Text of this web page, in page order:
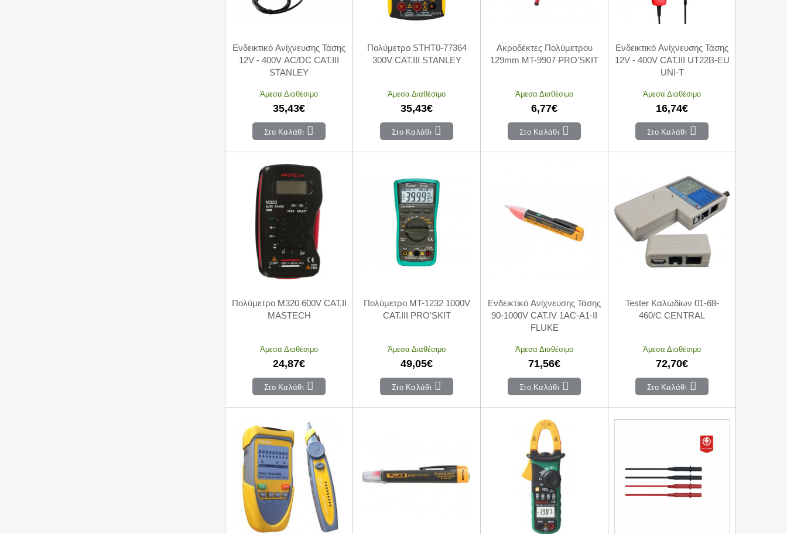
Ενδεικτικό Ανίχνευσης Τάσης
12V - 400V AC/DC CAT.III
STANLEY
Άμεσα Διαθέσιμο
35,43€
Στο Καλάθι
Πολύμετρο STHT0-77364
300V CAT.III STANLEY
Άμεσα Διαθέσιμο
35,43€
Στο Καλάθι
Ακροδέκτες Πολύμετρου
129mm MT-9907 PRO'SKIT
Άμεσα Διαθέσιμο
6,77€
Στο Καλάθι
Ενδεικτικό Ανίχνευσης Τάσης
12V - 400V CAT.III UT22B-EU
UNI-T
Άμεσα Διαθέσιμο
16,74€
Στο Καλάθι
Πολύμετρο M320 600V CAT.II
MASTECH
Άμεσα Διαθέσιμο
24,87€
Στο Καλάθι
Πολύμετρο MT-1232 1000V
CAT.III PRO'SKIT
Άμεσα Διαθέσιμο
49,05€
Στο Καλάθι
Ενδεικτικό Ανίχνευσης Τάσης
90-1000V CAT.IV 1AC-A1-II
FLUKE
Άμεσα Διαθέσιμο
71,56€
Στο Καλάθι
Tester Καλωδίων 01-68-
460/C CENTRAL
Άμεσα Διαθέσιμο
72,70€
Στο Καλάθι